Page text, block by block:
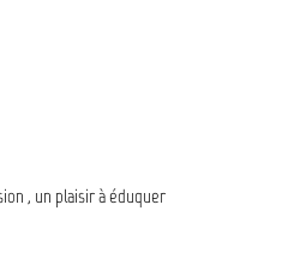
, un plaisir à éduquer